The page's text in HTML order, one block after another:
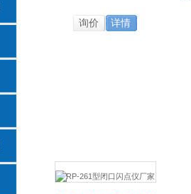
询价 详情